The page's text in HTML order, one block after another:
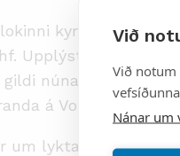
Við
Við
Nánar um
kynningu
Upplýsti hann að
núna þar sem
á Vopnafirði væri
um lyktareyðingu en